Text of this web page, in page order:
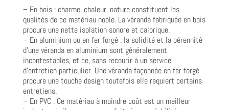
– En bois : charme, chaleur, nature constituent les
qualités de ce matériau noble. La véranda fabriquée en bois
procure une nette isolation sonore et calorique.
– En aluminium ou en fer forgé : la solidité et la pérennité
d’une véranda en aluminium sont généralement
incontestables, et ce, sans recourir à un service
d’entretien particulier. Une véranda façonnée en fer forgé
procure une touche design toutefois elle requiert certains
entretiens.
– En PVC : Ce matériau à moindre coût est un meilleur